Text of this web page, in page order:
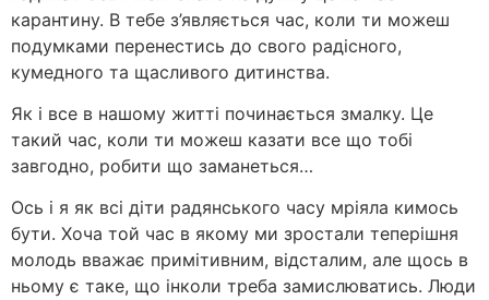
карантину. В тебе з’являється час, коли ти можеш
подумками перенестись до свого радісного,
кумедного та щасливого дитинства.
Як і все в нашому житті починається змалку. Це
такий час, коли ти можеш казати все що тобі
завгодно, робити що заманеться…
Ось і я як всі діти радянського часу мріяла кимось
бути. Хоча той час в якому ми зростали теперішня
молодь вважає примітивним, відсталим, але щось в
ньому є таке, що інколи треба замислюватись. Люди